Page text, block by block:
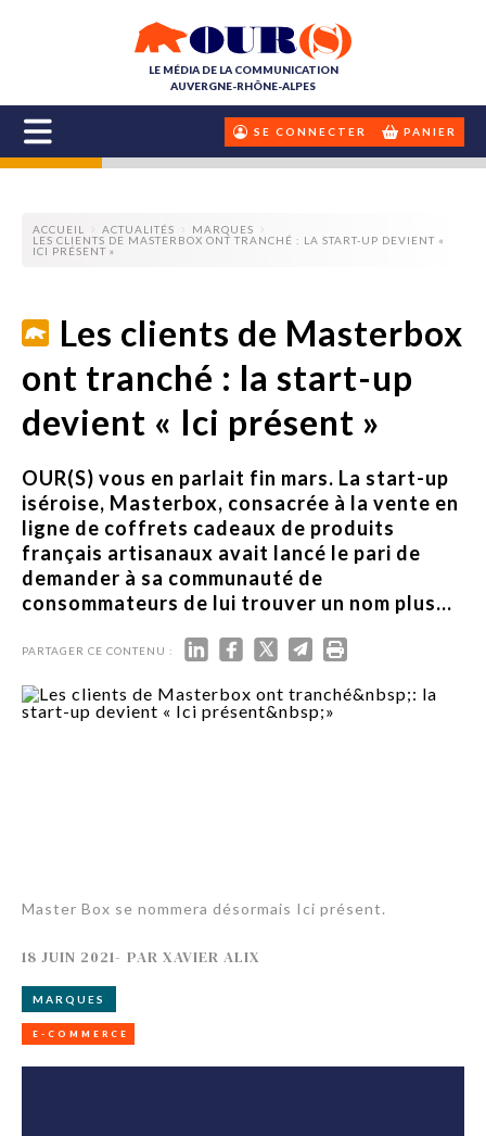
LE MÉDIA DE LA COMMUNICATION
AUVERGNE-RHÔNE-ALPES
SE CONNECTER PANIER
ACCUEIL ACTUALITÉS
MARQUES
LES CLIENTS DE MASTERBOX ONT TRANCHÉ : LA START-UP DEVIENT «
ICI PRÉSENT »
Les clients de Masterbox
ont tranché : la start-up
devient « Ici présent »
OUR(S) vous en parlait fin mars. La start-up
iséroise, Masterbox, consacrée à la vente en
ligne de coffrets cadeaux de produits
français artisanaux avait lancé le pari de
demander à sa communauté de
consommateurs de lui trouver un nom plus...
PARTAGER CE CONTENU :
Master Box se nommera désormais Ici présent.
18 JUIN 2021- PAR XAVIER ALIX
MARQUES
E-COMMERCE